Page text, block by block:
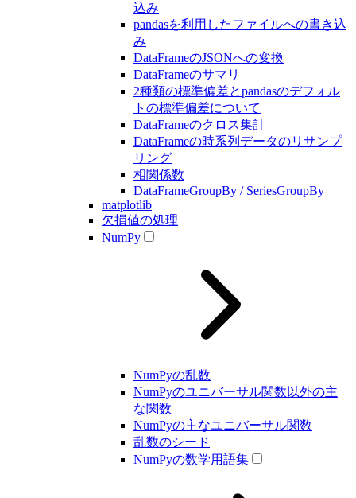
込み
pandasを利用したファイルへの書き込
み
DataFrameのJSONへの変換
DataFrameのサマリ
2種類の標準偏差とpandasのデフォル
トの標準偏差について
DataFrameのクロス集計
DataFrameの時系列データのリサンプ
リング
相関係数
DataFrameGroupBy / SeriesGroupBy
matplotlib
欠損値の処理
NumPy
NumPyの乱数
NumPyのユニバーサル関数以外の主
な関数
NumPyの主なユニバーサル関数
乱数のシード
NumPyの数学用語集